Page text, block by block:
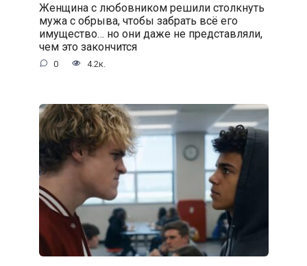
Женщина с любовником решили столкнуть
мужа с обрыва, чтобы забрать всё его
имущество… но они даже не представляли,
чем это закончится
0 4.2к.